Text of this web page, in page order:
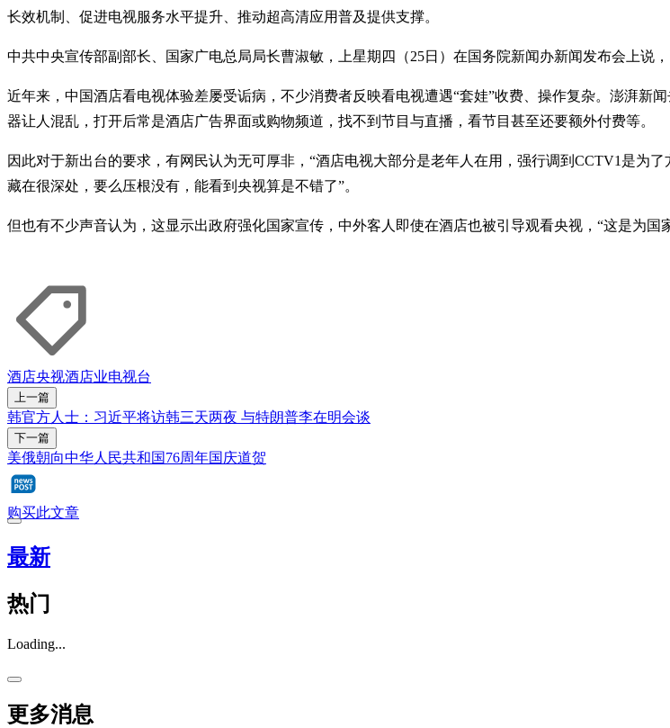
长效机制、促进电视服务水平提升、推动超高清应用普及提供支撑。
中共中央宣传部副部长、国家广电总局局长曹淑敏，上星期四（25日）在国务院新闻办新闻发布会上说
近年来，中国酒店看电视体验差屡受诟病，不少消费者反映看电视遭遇“套娃”收费、操作复杂。澎湃新
器让人混乱，打开后常是酒店广告界面或购物频道，找不到节目与直播，看节目甚至还要额外付费等。
因此对于新出台的要求，有网民认为无可厚非，“酒店电视大部分是老年人在用，强行调到CCTV1是为
藏在很深处，要么压根没有，能看到央视算是不错了”。
但也有不少声音认为，这显示出政府强化国家宣传，中外客人即使在酒店也被引导观看央视，“这是为国
酒店央视酒店业电视台
上一篇
韩官方人士：习近平将访韩三天两夜 与特朗普李在明会谈
下一篇
美俄朝向中华人民共和国76周年国庆道贺
购买此文章
最新
热门
Loading...
更多消息